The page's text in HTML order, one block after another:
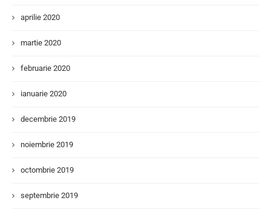
aprilie 2020
martie 2020
februarie 2020
ianuarie 2020
decembrie 2019
noiembrie 2019
octombrie 2019
septembrie 2019